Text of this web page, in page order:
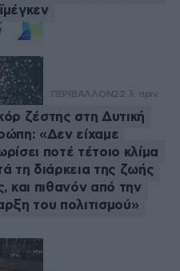
ΠΕΡΙΒΑΛΛΟΝ22 λ. πριν
ζέστης στη Δυτική
«Δεν είχαμε
ποτέ τέτοιο κλίμα
τη διάρκεια της ζωής
και πιθανόν από την
του πολιτισμού»